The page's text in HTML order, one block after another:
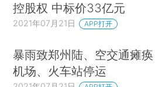
控股权 中标价33亿元
2021年07月21日 APP打开
暴雨致郑州陆、空交通瘫痪
机场、火车站停运